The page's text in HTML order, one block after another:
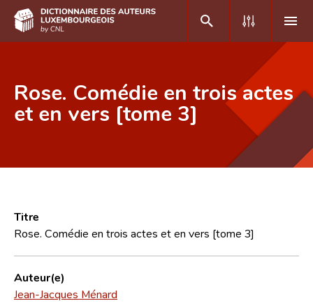
DE FR
Foire aux questions
CNL
Équipe scientifique
Contact
Rose. Comédie en trois actes
et en vers [tome 3]
Titre
Rose. Comédie en trois actes et en vers [tome 3]
Auteur(e)
Jean-Jacques Ménard